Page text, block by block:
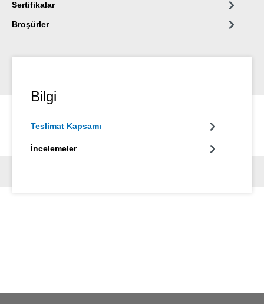
Sertifikalar
Broşürler
Bilgi
Teslimat Kapsamı
İncelemeler